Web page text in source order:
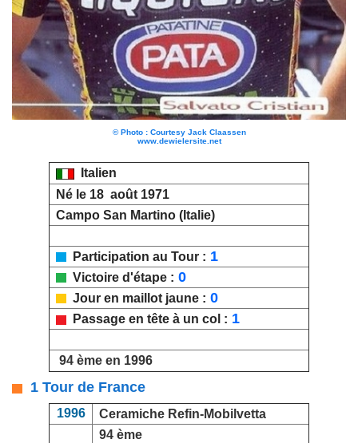
© Photo : Courtesy Jack Claassen
www.dewielersite.net
Italien
Né le 18 août 1971
Campo San Martino (Italie)
Participation au Tour : 1
Victoire d'étape : 0
Jour en maillot jaune : 0
Passage en tête à un col : 1
94 ème en 1996
1 Tour de France
1996
Ceramiche Refin-Mobilvetta
94 ème